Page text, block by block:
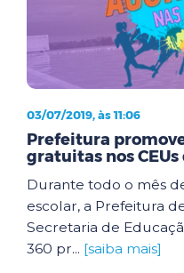
03/07/2019, às 11:06
Prefeitura
gratuitas nos
Durante todo o mês
escolar, a Prefeitura
Secretaria de
360 pr... [saiba mais]